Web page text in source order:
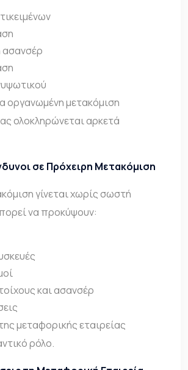
οργανωμένη μετακόμιση
ολοκληρώνεται αρκετά
σε Πρόχειρη Μετακόμιση
γίνεται χωρίς σωστή
να προκύψουν:
και ασανσέρ
μεταφορικής εταιρείας
ρόλο.